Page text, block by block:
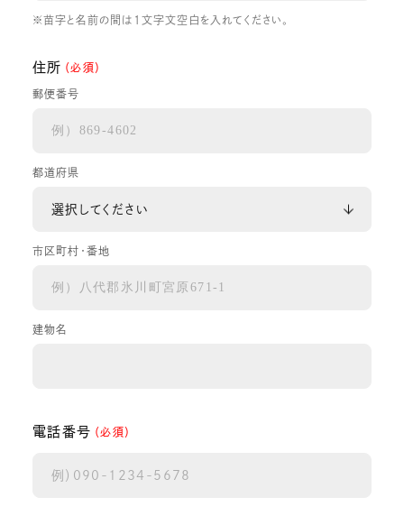
※苗字と名前の間は1文字文空白を入れてください。
住所 （必須）
郵便番号
都道府県
市区町村・番地
建物名
電話番号 （必須）